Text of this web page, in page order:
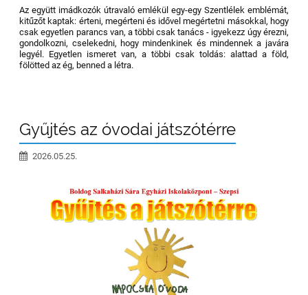
Az együtt imádkozók útravaló emlékül egy-egy Szentlélek emblémát,
kitűzőt kaptak: érteni, megérteni és idővel megértetni másokkal, hogy
csak egyetlen parancs van, a többi csak tanács - igyekezz úgy érezni,
gondolkozni, cselekedni, hogy mindenkinek és mindennek a javára
legyél. Egyetlen ismeret van, a többi csak toldás: alattad a föld,
fölötted az ég, benned a létra.
Gyűjtés az óvodai játszótérre
2026.05.25.